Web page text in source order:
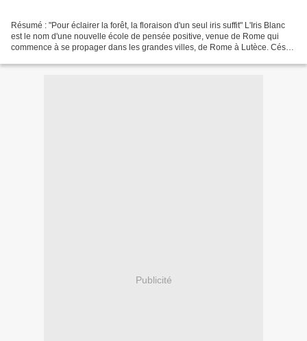
Résumé : "Pour éclairer la forêt, la floraison d'un seul iris suffit" L'Iris Blanc
est le nom d'une nouvelle école de pensée positive, venue de Rome qui
commence à se propager dans les grandes villes, de Rome à Lutèce. César
Publicité